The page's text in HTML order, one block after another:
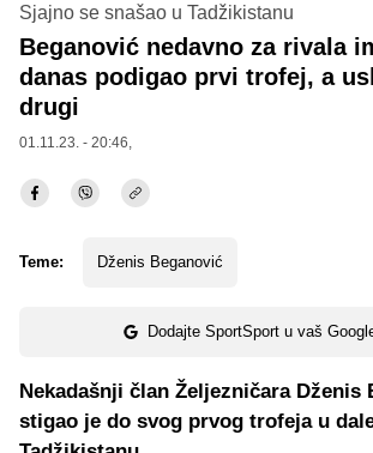
Sjajno se snašao u Tadžikistanu
Beganović nedavno za rivala
danas podigao prvi trofej, a
drugi
01.11.23. - 20:46,
Teme: Dženis Beganović
Dodajte SportSport u vaš
Nekadašnji član Željezničara Dženis
stigao je do svog prvog trofeja u